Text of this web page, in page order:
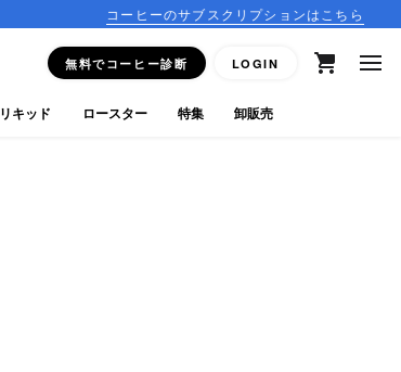
コーヒーのサブスクリプションはこちら
無料でコーヒー診断 LOGIN
リキッド ロースター 特集 卸販売